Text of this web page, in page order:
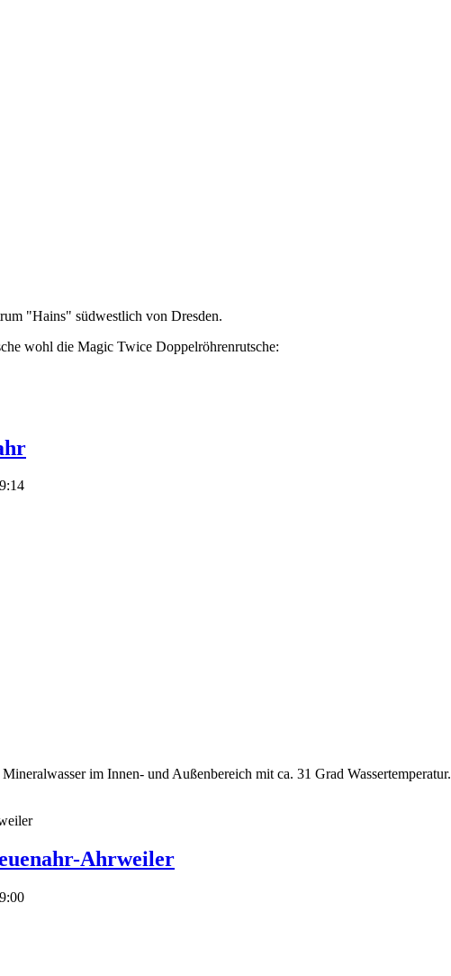
"Hains" südwestlich von Dresden.
wohl die Magic Twice Doppelröhrenrutsche:
im Innen- und Außenbereich mit ca. 31 Grad Wassertemperatur.
Ahrweiler